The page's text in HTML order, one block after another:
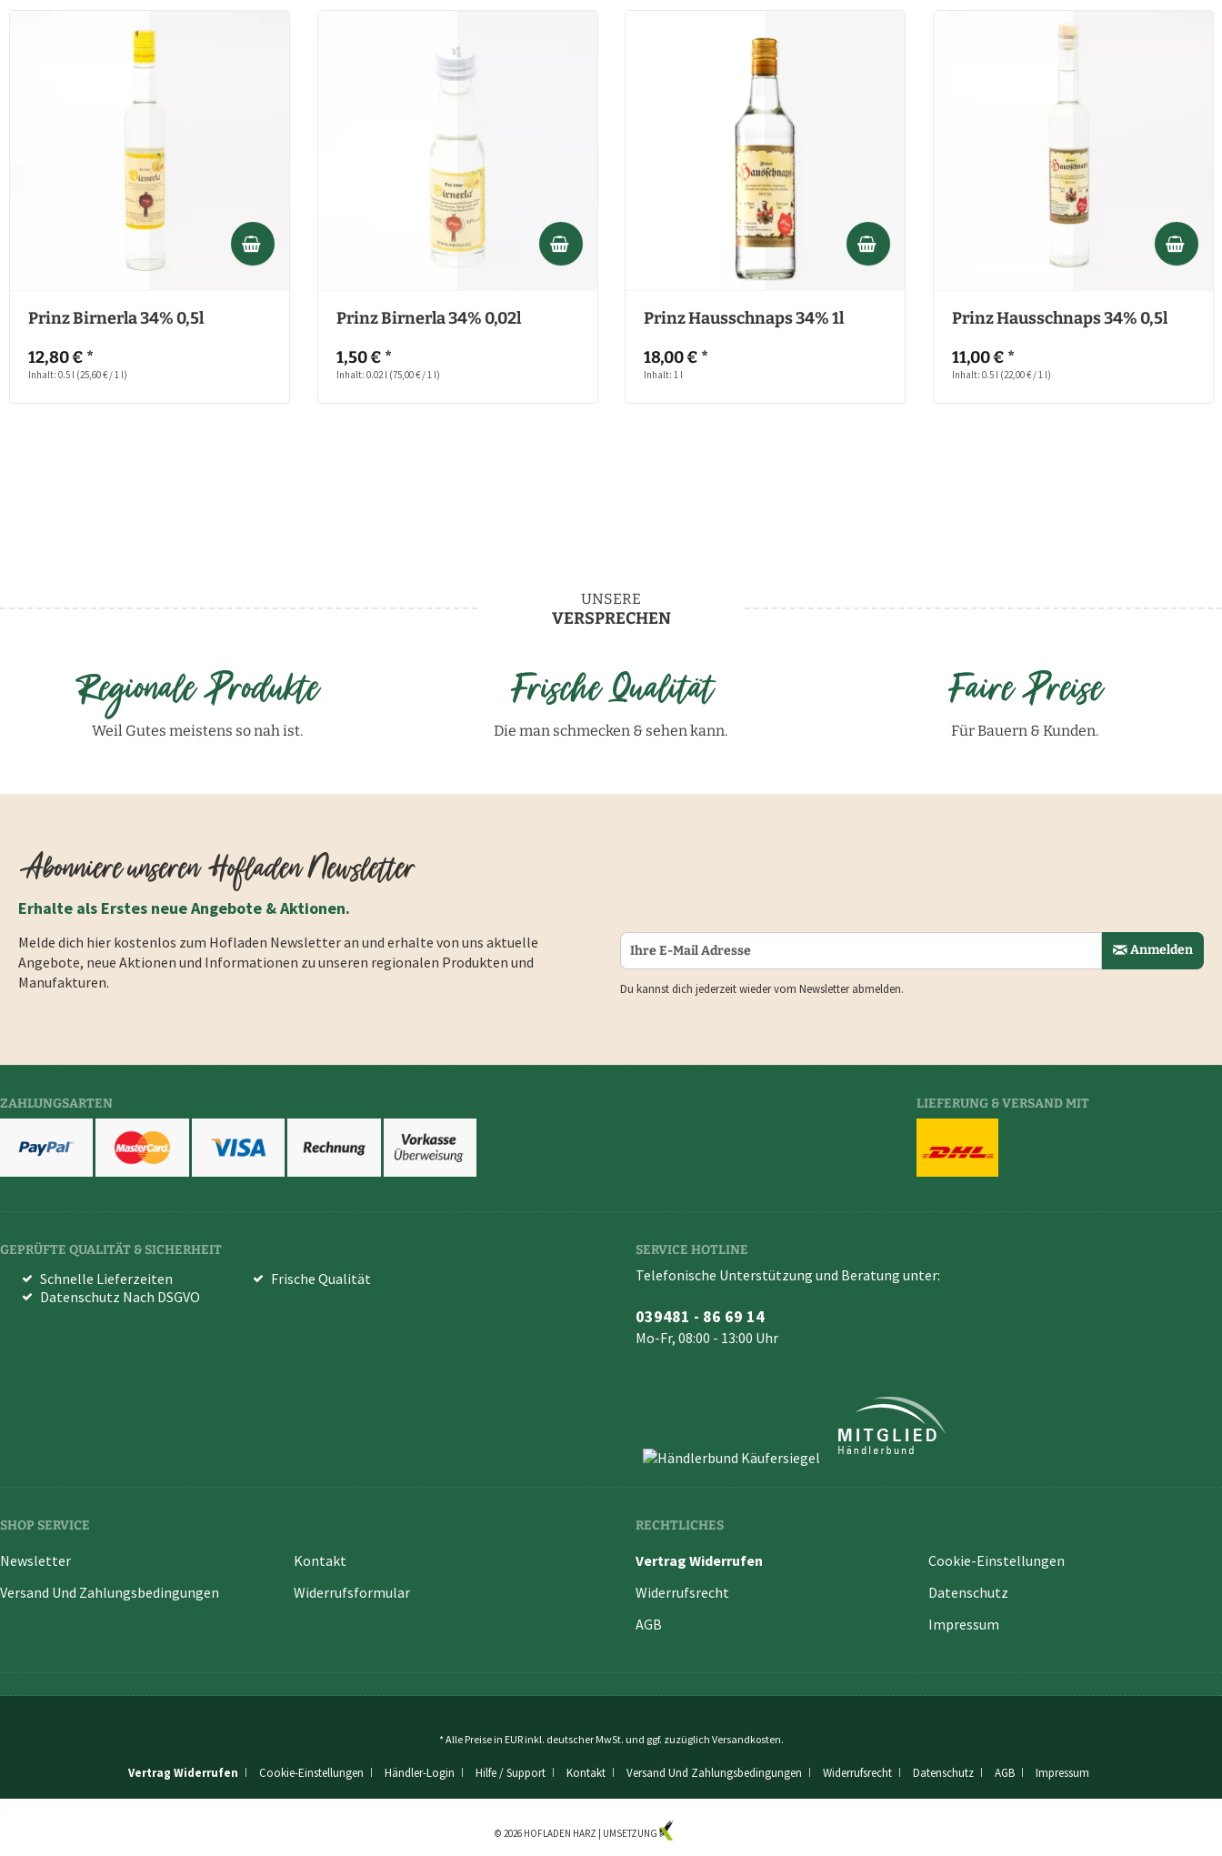
Prinz Birnerla 34% 0,5l
12,80 € *
Inhalt: 0.5 l (25,60 € / 1 l)
Prinz Birnerla 34% 0,02l
1,50 € *
Inhalt: 0.02 l (75,00 € / 1 l)
Prinz Hausschnaps 34% 1l
18,00 € *
Inhalt: 1 l
Prinz Hausschnaps 34% 0,5l
11,00 € *
Inhalt: 0.5 l (22,00 € / 1 l)
UNSERE
VERSPRECHEN
Regionale Produkte
Weil Gutes meistens so nah ist.
Frische Qualität
Die man schmecken & sehen kann.
Faire Preise
Für Bauern & Kunden.
Abonniere unseren Hofladen Newsletter
Erhalte als Erstes neue Angebote & Aktionen.
Melde dich hier kostenlos zum Hofladen Newsletter an und erhalte von uns aktuelle
Angebote, neue Aktionen und Informationen zu unseren regionalen Produkten und
Manufakturen.
Anmelden
Du kannst dich jederzeit wieder vom Newsletter abmelden.
ZAHLUNGSARTEN LIEFERUNG & VERSAND MIT
GEPRÜFTE QUALITÄT & SICHERHEIT
Schnelle Lieferzeiten
Frische Qualität
Datenschutz Nach DSGVO
SERVICE HOTLINE
Telefonische Unterstützung und Beratung unter:
039481 - 86 69 14
Mo-Fr, 08:00 - 13:00 Uhr
SHOP SERVICE
Newsletter
Kontakt
Versand Und Zahlungsbedingungen
Widerrufsformular
RECHTLICHES
Vertrag Widerrufen
Cookie-Einstellungen
Widerrufsrecht
Datenschutz
AGB
Impressum
* Alle Preise in EUR inkl. deutscher MwSt. und ggf. zuzüglich Versandkosten.
Vertrag Widerrufen Cookie-Einstellungen Händler-Login Hilfe / Support Kontakt Versand Und Zahlungsbedingungen Widerrufsrecht Datenschutz AGB Impressum
© 2026 HOFLADEN HARZ | UMSETZUNG